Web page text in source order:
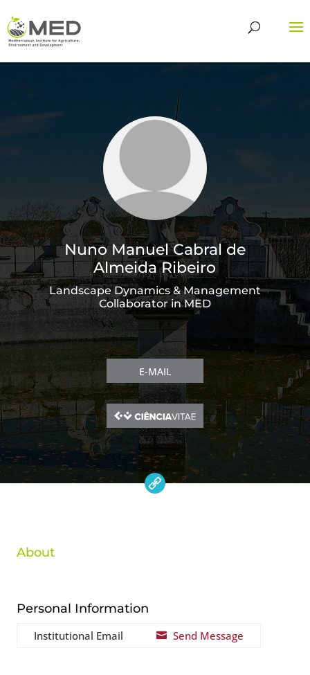
Nuno Manuel Cabral de
Almeida Ribeiro
Landscape Dynamics & Management
Collaborator in MED
E-MAIL
About
Personal Information
Institutional Email  Send Message